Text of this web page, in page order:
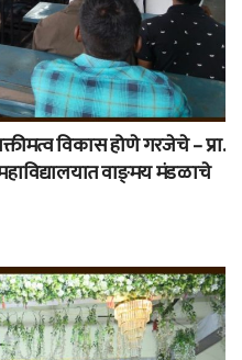
विकास होणे गरजेचे – प्रा.
वाङ्‌मय मंडळाचे